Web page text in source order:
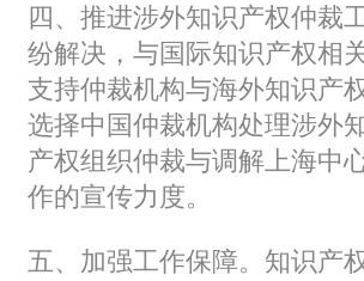
四、推进涉外知识产权仲裁工
纷解决，与国际知识产权相
支持仲裁机构与海外知识产
选择中国仲裁机构处理涉外
产权组织仲裁与调解上海中
作的宣传力度。
五、加强工作保障。 知识产